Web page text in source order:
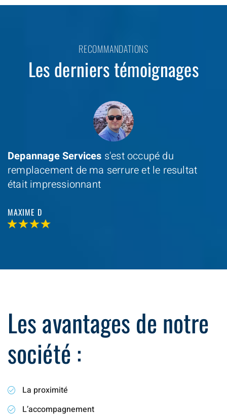
RECOMMANDATIONS
Les derniers témoignages
Depannage Services s'est occupé du
remplacement de ma serrure et le resultat
était impressionnant
MAXIME D
Les avantages de notre
société :
La proximité
L’accompagnement